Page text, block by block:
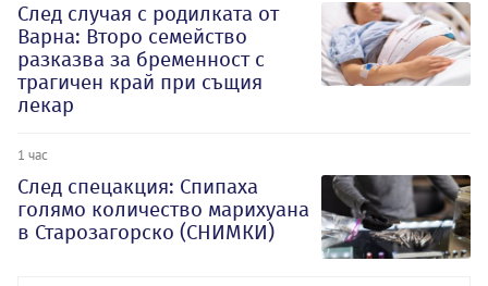
След случая с родилката от
Варна: Второ семейство
разказва за бременност с
трагичен край при същия
лекар
1 час
След спецакция: Спипаха
голямо количество марихуана
в Старозагорско (СНИМКИ)